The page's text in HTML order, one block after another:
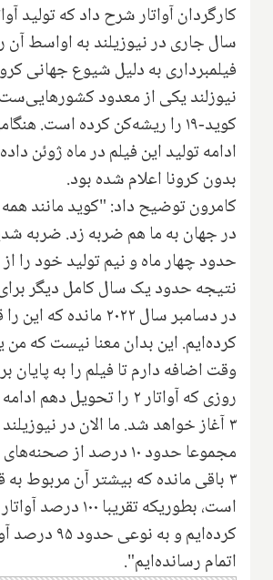
کارگردان آواتار شرح داد که تولید
سال جاری در نیوزیلند به اواسط آن
فیلمبرداری به دلیل شیوع جهانی
نیوزلند یکی از معدود کشورهایی‌ست
کوید-۱۹ را ریشه‌کن کرده است.
ادامه تولید این فیلم در ماه ژوئن
بدون کرونا اعلام شده بود.
کامرون توضیح داد: "کوید مانند
در جهان به ما هم ضربه زد. ضربه
حدود چهار ماه و نیم تولید خود را
نتیجه حدود یک سال کامل دیگر برای
در دسامبر سال ۲۰۲۲ مانده
کرده‌ایم. این بدان معنا نیست که
وقت اضافه دارم تا فیلم را به پایان
روزی که آواتار ۲ را تحویل
۳ آغاز خواهد شد. ما الان در
۳ باقی مانده که بیشتر آن مربوط
اتمام رسانده‌ایم".